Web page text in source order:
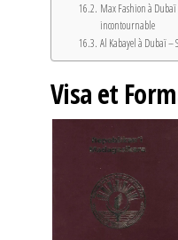
Max Fashion à
incontournable
Al Kabayel à Dubaï –
Visa et